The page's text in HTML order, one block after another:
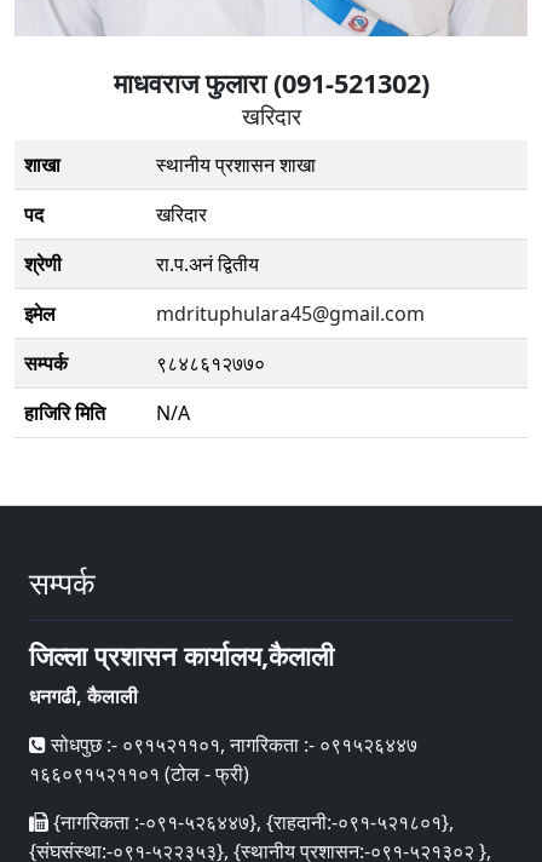
माधवराज फुलारा (091-521302)
खरिदार
शाखा
स्थानीय प्रशासन शाखा
पद
खरिदार
श्रेणी
रा.प.अनं द्वितीय
इमेल
mdrituphulara45@gmail.com
सम्पर्क
९८४८६१२७७०
हाजिरि मिति
N/A
सम्पर्क
जिल्ला प्रशासन कार्यालय,कैलाली
धनगढी, कैलाली
सोधपुछ :- ०९१५२११०१, नागरिकता :- ०९१५२६४४७
१६६०९१५२११०१ (टोल - फ्री)
{नागरिकता :-०९१-५२६४४७}, {राहदानी:-०९१-५२१८०१},
{संघसंस्था:-०९१-५२२३५३}, {स्थानीय प्रशासन:-०९१-५२१३०२ },